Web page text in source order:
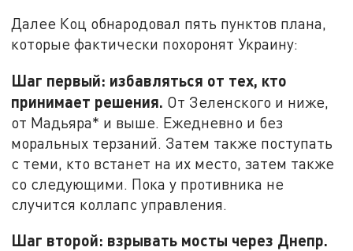
Далее Коц обнародовал пять пунктов плана,
которые фактически похоронят Украину:
Шаг первый: избавляться от тех, кто
принимает решения. От Зеленского и ниже,
от Мадьяра* и выше. Ежедневно и без
моральных терзаний. Затем также поступать
с теми, кто встанет на их место, затем также
со следующими. Пока у противника не
случится коллапс управления.
Шаг второй: взрывать мосты через Днепр.